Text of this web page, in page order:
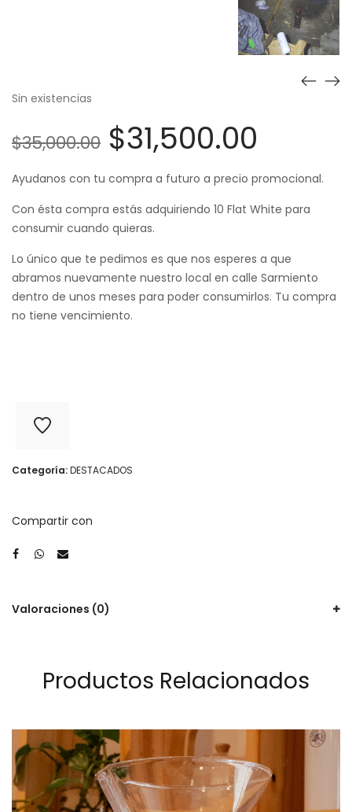
Sin existencias
$35,000.00 El
precio
original
era:
$35,000.00.
$31,500.00
precio
actual
es:
Ayudanos con tu compra a futuro a precio promocional.
Con ésta compra estás adquiriendo 10 Flat White para
consumir cuando quieras.
Lo único que te pedimos es que nos esperes a que
abramos nuevamente nuestro local en calle Sarmiento
dentro de unos meses para poder consumirlos. Tu compra
no tiene vencimiento.
Categoría:DESTACADOS
Compartir con
Valoraciones (0)
Productos Relacionados